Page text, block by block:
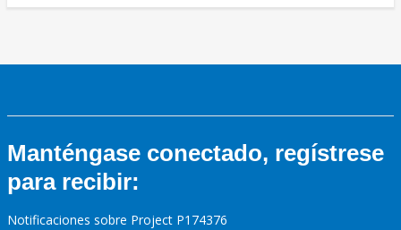
Manténgase conectado, regístrese
para recibir:
Notificaciones sobre Project P174376